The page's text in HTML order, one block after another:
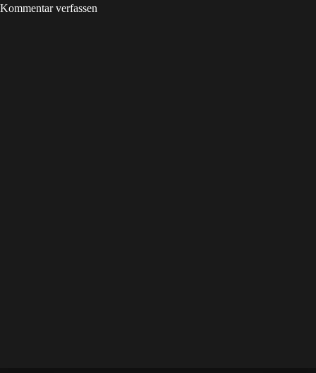
Kommentar verfassen